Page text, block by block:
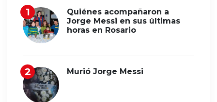
Quiénes acompañaron a
Jorge Messi en sus últimas
horas en Rosario
Murió Jorge Messi